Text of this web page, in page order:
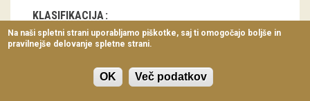
Predavanja
Delavnice
Vodeni ogledi
KLASIFIKACIJA
Hiša
Vsakdanja noša
Na naši spletni strani uporabljamo piškotke, saj ti omogočajo boljše in
pravilnejše delovanje spletne strani.
OK Več podatkov